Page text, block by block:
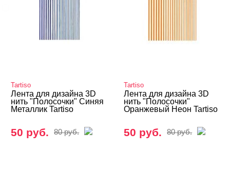
Tartiso
Лента для дизайна 3D
нить "Полосочки" Синяя
Металлик Tartiso
50 руб. 80 руб.
Tartiso
Лента для дизайна 3D
нить "Полосочки"
Оранжевый Неон Tartiso
50 руб. 80 руб.